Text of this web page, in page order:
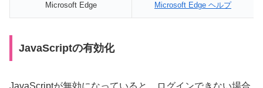
Microsoft Edge Microsoft Edge ヘルプ
JavaScriptの有効化
JavaScriptが無効になっていると、ログインできない場合